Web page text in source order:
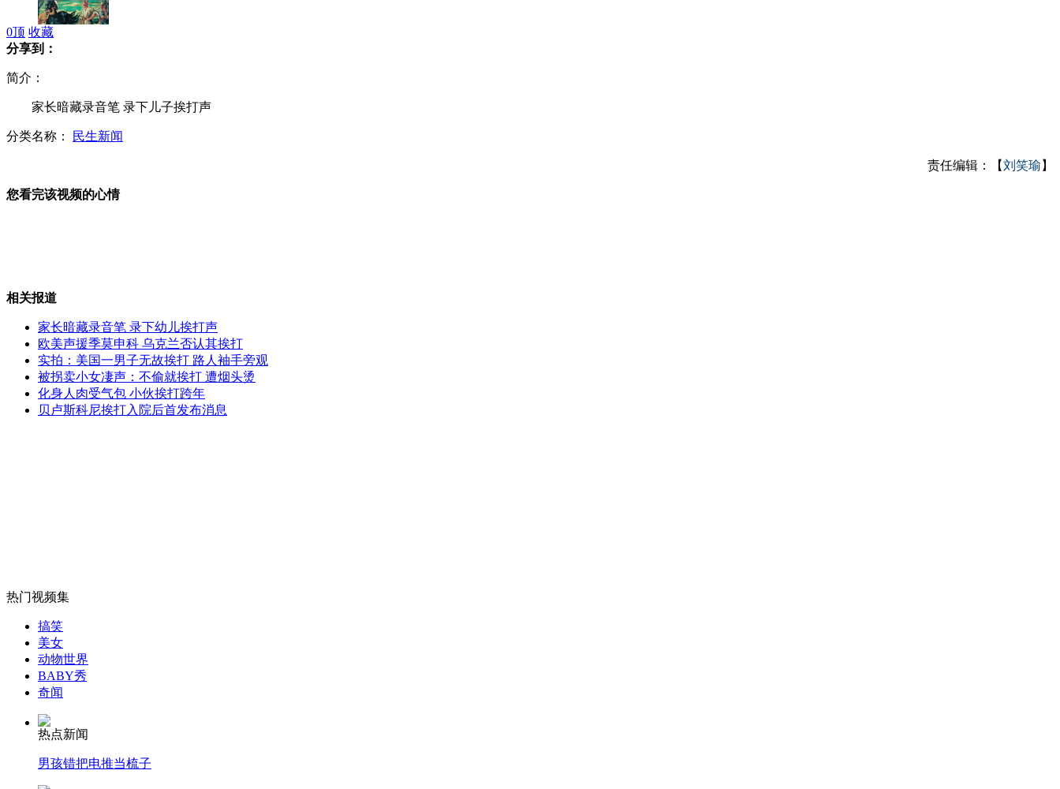
男子开轿车当肉铺卖肉 生意不错
美国推出“防偷腥”婚戒
广州发出"限牌令" 汽车销售连夜突击
无痛分娩是否安全 医生回应
外交部：反对强权政治霸凌主义
外交部：有关国家言论片面不公正
0顶 收藏
分享到：
简介：
家长暗藏录音笔 录下儿子挨打声
分类名称： 民生新闻
责任编辑：【刘笑瑜 】
您看完该视频的心情
相关报道
家长暗藏录音笔 录下幼儿挨打声
欧美声援季莫申科 乌克兰否认其挨打
实拍：美国一男子无故挨打 路人袖手旁观
被拐卖小女凄声：不偷就挨打 遭烟头烫
化身人肉受气包 小伙挨打跨年
贝卢斯科尼挨打入院后首发布消息
热门视频集
搞笑
美女
动物世界
BABY秀
奇闻
热点新闻
男孩错把电推当梳子